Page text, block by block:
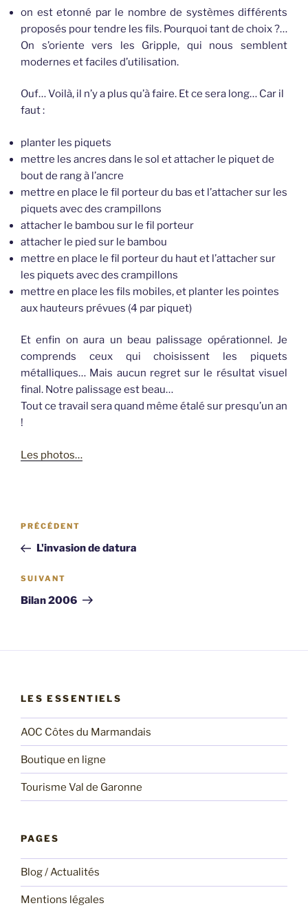
on est etonné par le nombre de systèmes différents
proposés pour tendre les fils. Pourquoi tant de choix ?…
On s’oriente vers les Gripple, qui nous semblent
modernes et faciles d’utilisation.
Ouf… Voilà, il n’y a plus qu’à faire. Et ce sera long… Car il
faut :
planter les piquets
mettre les ancres dans le sol et attacher le piquet de
bout de rang à l’ancre
mettre en place le fil porteur du bas et l’attacher sur les
piquets avec des crampillons
attacher le bambou sur le fil porteur
attacher le pied sur le bambou
mettre en place le fil porteur du haut et l’attacher sur
les piquets avec des crampillons
mettre en place les fils mobiles, et planter les pointes
aux hauteurs prévues (4 par piquet)
Et enfin on aura un beau palissage opérationnel. Je
comprends ceux qui choisissent les piquets
métalliques… Mais aucun regret sur le résultat visuel
final. Notre palissage est beau…
Tout ce travail sera quand même étalé sur presqu’un an
!
Les photos…
Navigation
l’article
Article
précédent
PRÉCÉDENT
L'invasion de datura
Article
suivant
SUIVANT
Bilan 2006
LES ESSENTIELS
AOC Côtes du Marmandais
Boutique en ligne
Tourisme Val de Garonne
PAGES
Blog / Actualités
Mentions légales